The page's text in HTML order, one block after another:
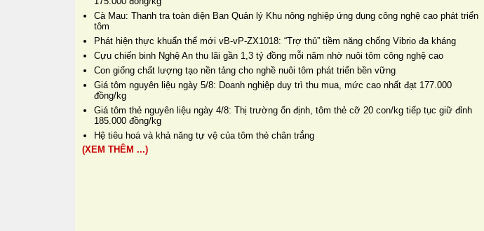
Cà Mau: Thanh tra toàn diện Ban Quản lý Khu nông nghiệp ứng dụng công nghệ cao phát triển
tôm
Phát hiện thực khuẩn thể mới vB-vP-ZX1018: “Trợ thủ” tiềm năng chống Vibrio đa kháng
Cựu chiến binh Nghệ An thu lãi gần 1,3 tỷ đồng mỗi năm nhờ nuôi tôm công nghệ cao
Con giống chất lượng tạo nền tảng cho nghề nuôi tôm phát triển bền vững
Giá tôm nguyên liệu ngày 5/8: Doanh nghiệp duy trì thu mua, mức cao nhất đạt 177.000
đồng/kg
Giá tôm thẻ nguyên liệu ngày 4/8: Thị trường ổn định, tôm thẻ cỡ 20 con/kg tiếp tục giữ đỉnh
185.000 đồng/kg
Hệ tiêu hoá và khả năng tự vệ của tôm thẻ chân trắng
(XEM THÊM ...)